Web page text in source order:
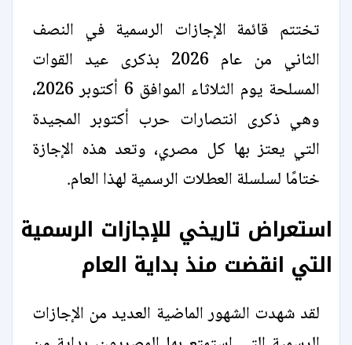
تختتم قائمة الإجازات الرسمية في النصف
الثاني من عام 2026 بذكرى عيد القوات
المسلحة يوم الثلاثاء الموافق 6 أكتوبر 2026،
وهي ذكرى انتصارات حرب أكتوبر المجيدة
التي يعتز بها كل مصري، وتعد هذه الإجازة
ختامًا لسلسلة العطلات الرسمية لهذا العام.
استعراض تاريخي للإجازات الرسمية
التي انقضت منذ بداية العام
لقد شهدت الشهور الماضية العديد من الإجازات